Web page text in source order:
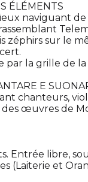
ÉLÉMENTS
naviguant de
zéphirs sur le
par la grille de la
E
chanteurs,
œuvres de
Entrée libre,
(Laiterie et